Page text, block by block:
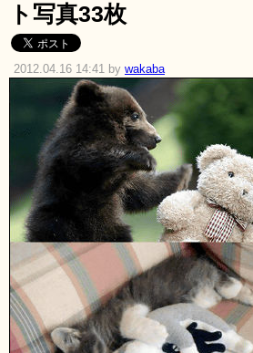
ト写真33枚
2012.04.16 14:41 by wakaba